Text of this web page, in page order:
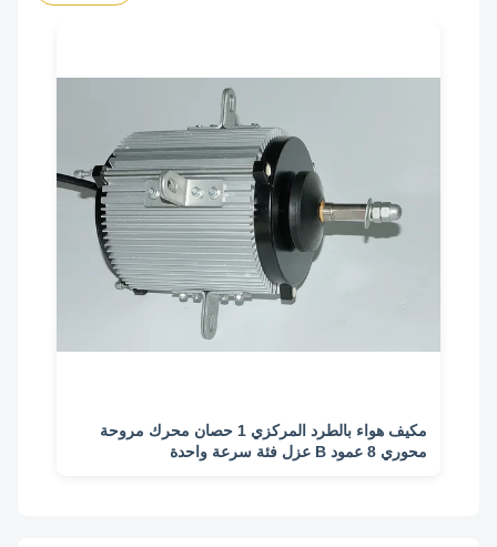
مكيف هواء بالطرد المركزي 1 حصان محرك مروحة
محوري 8 عمود B عزل فئة سرعة واحدة